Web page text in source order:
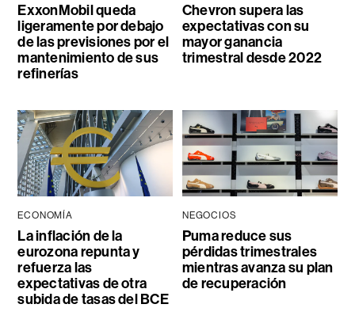
ExxonMobil queda
ligeramente por debajo
de las previsiones por el
mantenimiento de sus
refinerías
Chevron supera las
expectativas con su
mayor ganancia
trimestral desde 2022
ECONOMÍA
La inflación de la
eurozona repunta y
refuerza las
expectativas de otra
subida de tasas del BCE
NEGOCIOS
Puma reduce sus
pérdidas trimestrales
mientras avanza su plan
de recuperación